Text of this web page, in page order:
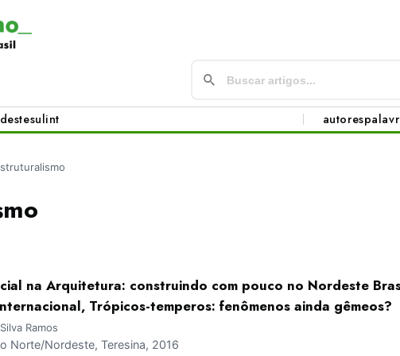
sulint autores
na Arquitetura: construindo com pouco no Nordeste
Trópicos-temperos: fenômenos ainda gêmeos?
Ramos
Norte/Nordeste, Teresina, 2016